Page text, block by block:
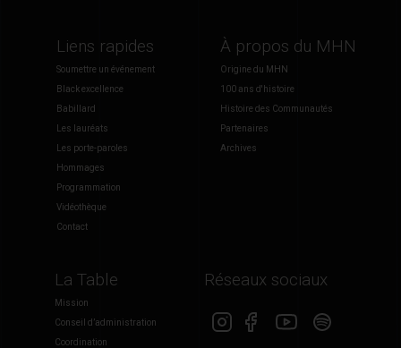
Liens rapides
Soumettre un événement
Black excellence
Babillard
Les lauréats
Les porte-paroles
Hommages
Programmation
Vidéothèque
Contact
À propos du MHN
Origine du MHN
100 ans d'histoire
Histoire des Communautés
Partenaires
Archives
La Table
Mission
Conseil d’administration
Coordination
Réseaux sociaux